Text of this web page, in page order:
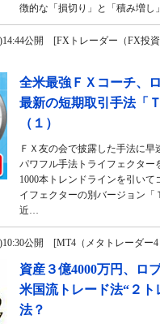
徴的な「損切り」と「積み増
)14:44公開 [FXトレーダー（FX投
全米最強ＦＸコーチ、
最新の短期取引手法「
（１）
ＦＸ友の会で披露した手法に早
パワフル手法トライフェクター
1000本トレンドラインを引いて
イフェクターの別バージョン「
近…
公開 [MT4（メタトレーダー
資産３億4000万円、ロ
米国流トレード法“２ト
法？